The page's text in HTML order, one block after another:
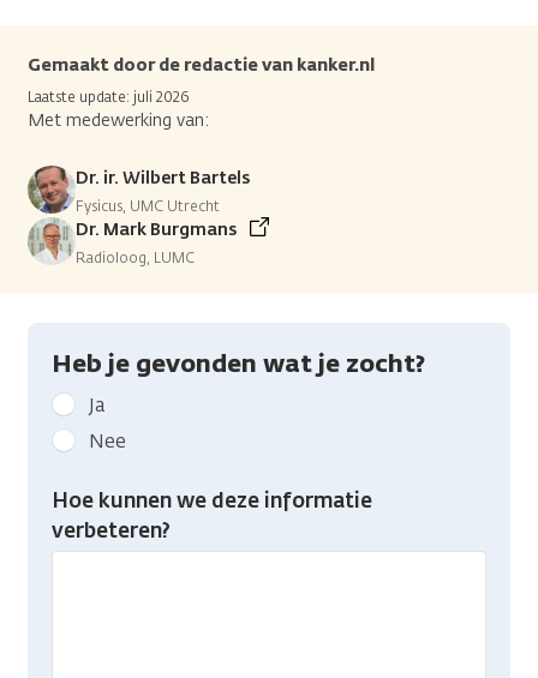
Gemaakt door de redactie van kanker.nl
Laatste update: juli 2026
Met medewerking van:
Dr. ir. Wilbert Bartels
Fysicus, UMC Utrecht
Dr. Mark Burgmans
Radioloog, LUMC
Heb je gevonden wat je zocht?
Geef
kanker.nl
feedback:
Heb
gevonden
Ja
Nee
Hoe kunnen we deze informatie
verbeteren?